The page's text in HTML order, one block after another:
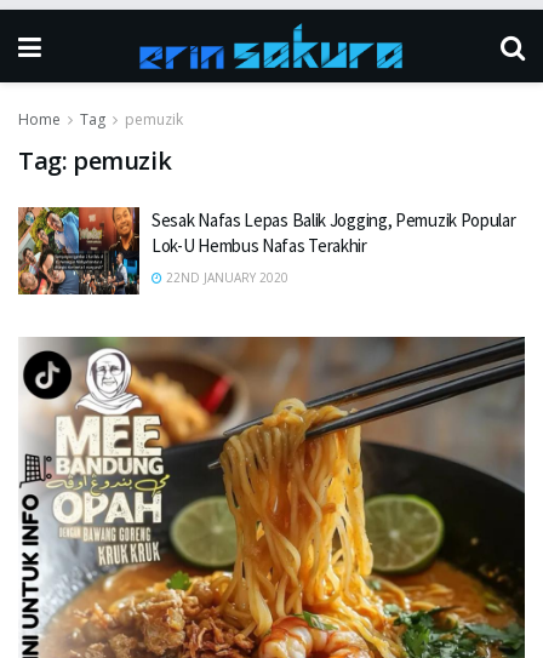
Home Tag pemuzik
Tag: pemuzik
Sesak Nafas Lepas Balik Jogging, Pemuzik Popular
Lok-U Hembus Nafas Terakhir
22ND JANUARY 2020